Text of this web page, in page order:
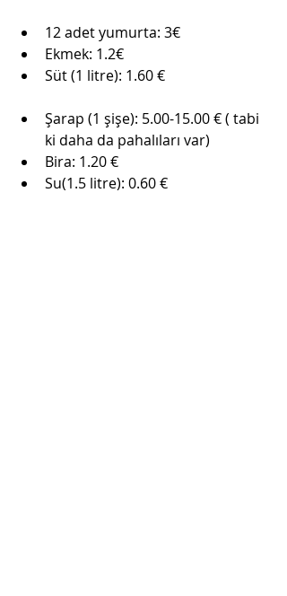
12 adet yumurta: 3€
Ekmek: 1.2€
Süt (1 litre): 1.60 €
Şarap (1 şişe): 5.00-15.00 € ( tabi
ki daha da pahalıları var)
Bira: 1.20 €
Su(1.5 litre): 0.60 €